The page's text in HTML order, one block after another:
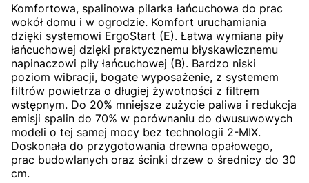
Komfortowa, spalinowa pilarka łańcuchowa do prac
wokół domu i w ogrodzie. Komfort uruchamiania
dzięki systemowi ErgoStart (E). Łatwa wymiana piły
łańcuchowej dzięki praktycznemu błyskawicznemu
napinaczowi piły łańcuchowej (B). Bardzo niski
poziom wibracji, bogate wyposażenie, z systemem
filtrów powietrza o długiej żywotności z filtrem
wstępnym. Do 20% mniejsze zużycie paliwa i redukcja
emisji spalin do 70% w porównaniu do dwusuwowych
modeli o tej samej mocy bez technologii 2-MIX.
Doskonała do przygotowania drewna opałowego,
prac budowlanych oraz ścinki drzew o średnicy do 30
cm.